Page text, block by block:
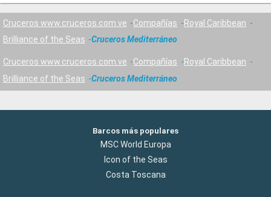
Cruceros www.cruceros.com.ve Compañías
Royal Caribbean
Brilliance of the Seas
Cruceros Mediterráneo
Cruceros www.cruceros.com.ve Compañías
Royal Caribbean
Brilliance of the Seas
Cruceros Mediterráneo
Barcos más populares
MSC World Europa
Icon of the Seas
Costa Toscana